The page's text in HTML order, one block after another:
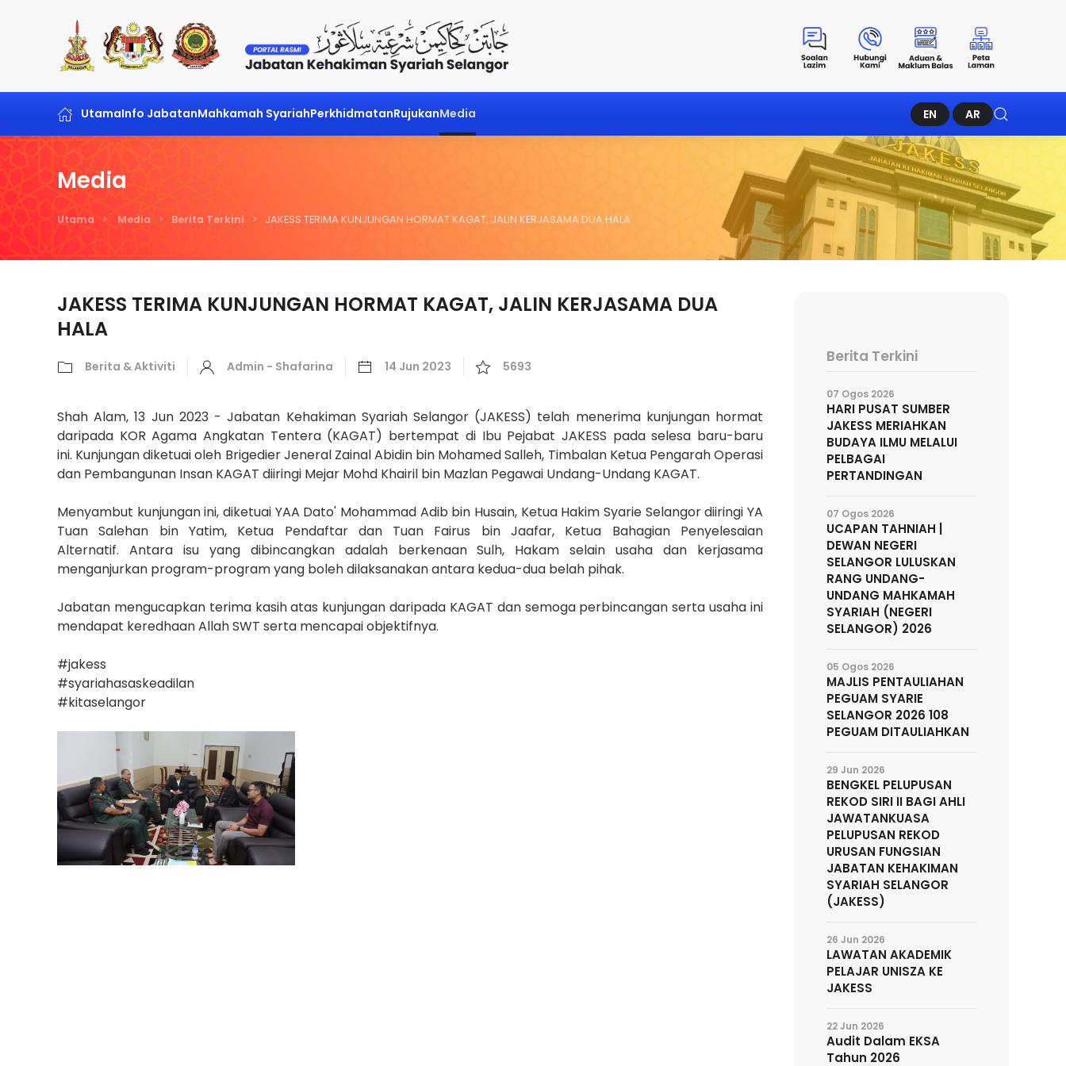
Skip to main content
UtamaInfo JabatanMahkamah SyariahPerkhidmatanRujukanMedia EN AR
Media
Utama Media Berita Terkini JAKESS TERIMA KUNJUNGAN HORMAT KAGAT, JALIN KERJASAMA DUA HALA
JAKESS TERIMA KUNJUNGAN HORMAT KAGAT, JALIN KERJASAMA DUA
HALA
Berita & Aktiviti Admin - Shafarina 14 Jun 2023 5693
Shah Alam, 13 Jun 2023 - Jabatan Kehakiman Syariah Selangor (JAKESS) telah menerima kunjungan hormat
daripada KOR Agama Angkatan Tentera (KAGAT) bertempat di Ibu Pejabat JAKESS pada selesa baru-baru
ini. Kunjungan diketuai oleh Brigedier Jeneral Zainal Abidin bin Mohamed Salleh, Timbalan Ketua Pengarah Operasi
dan Pembangunan Insan KAGAT diiringi Mejar Mohd Khairil bin Mazlan Pegawai Undang-Undang KAGAT.
Menyambut kunjungan ini, diketuai YAA Dato' Mohammad Adib bin Husain, Ketua Hakim Syarie Selangor diiringi YA
Tuan Salehan bin Yatim, Ketua Pendaftar dan Tuan Fairus bin Jaafar, Ketua Bahagian Penyelesaian
Alternatif. Antara isu yang dibincangkan adalah berkenaan Sulh, Hakam selain usaha dan kerjasama
menganjurkan program-program yang boleh dilaksanakan antara kedua-dua belah pihak.
Jabatan mengucapkan terima kasih atas kunjungan daripada KAGAT dan semoga perbincangan serta usaha ini
mendapat keredhaan Allah SWT serta mencapai objektifnya.
#jakess
#syariahasaskeadilan
#kitaselangor
Berita Terkini
07 Ogos 2026
HARI PUSAT SUMBER
JAKESS MERIAHKAN
BUDAYA ILMU MELALUI
PELBAGAI
PERTANDINGAN
07 Ogos 2026
UCAPAN TAHNIAH |
DEWAN NEGERI
SELANGOR LULUSKAN
RANG UNDANG-
UNDANG MAHKAMAH
SYARIAH (NEGERI
SELANGOR) 2026
05 Ogos 2026
MAJLIS PENTAULIAHAN
PEGUAM SYARIE
SELANGOR 2026 108
PEGUAM DITAULIAHKAN
29 Jun 2026
BENGKEL PELUPUSAN
REKOD SIRI II BAGI AHLI
JAWATANKUASA
PELUPUSAN REKOD
URUSAN FUNGSIAN
JABATAN KEHAKIMAN
SYARIAH SELANGOR
(JAKESS)
26 Jun 2026
LAWATAN AKADEMIK
PELAJAR UNISZA KE
JAKESS
22 Jun 2026
Audit Dalam EKSA
Tahun 2026